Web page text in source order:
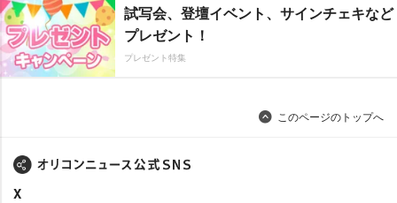
試写会、登壇イベント、サインチェキなど
プレゼント！
プレゼント特集
このページのトップへ
X